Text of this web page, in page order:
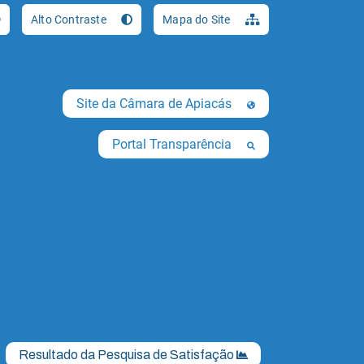
Alto Contraste Mapa do Site
Site da Câmara de Apiacás
Portal Transparência
Resultado da Pesquisa de Satisfação